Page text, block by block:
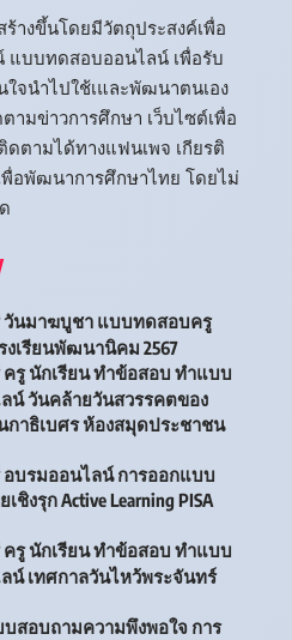
างขึ้นโดยมีวัตถุประสงค์เพื่อ
แบบทดสอบออนไลน์ เพื่อรับ
ใจนำไปใช้เและพัฒนาตนเอง
ามข่าวการศึกษา เว็บไซต์เพื่อ
ดตามได้ทางแฟนเพจ เกียรติ
อพัฒนาการศึกษาไทย โดยไม่
วันมาฆบูชา แบบทดสอบครู
งเรียนพัฒนานิคม 2567
รู นักเรียน ทำข้อสอบ ทำแบบ
วันคล้ายวันสวรรคตของ
าธิเบศร ห้องสมุดประชาชน
บรมออนไลน์ การออกแบบ
งรุก Active Learning PISA
รู นักเรียน ทำข้อสอบ ทำแบบ
เทศกาลวันไหว้พระจันทร์
สอบถามความพึงพอใจ การ